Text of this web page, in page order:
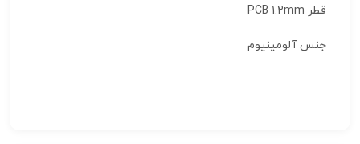
قطر PCB 1.2mm
جنس آلومینیوم